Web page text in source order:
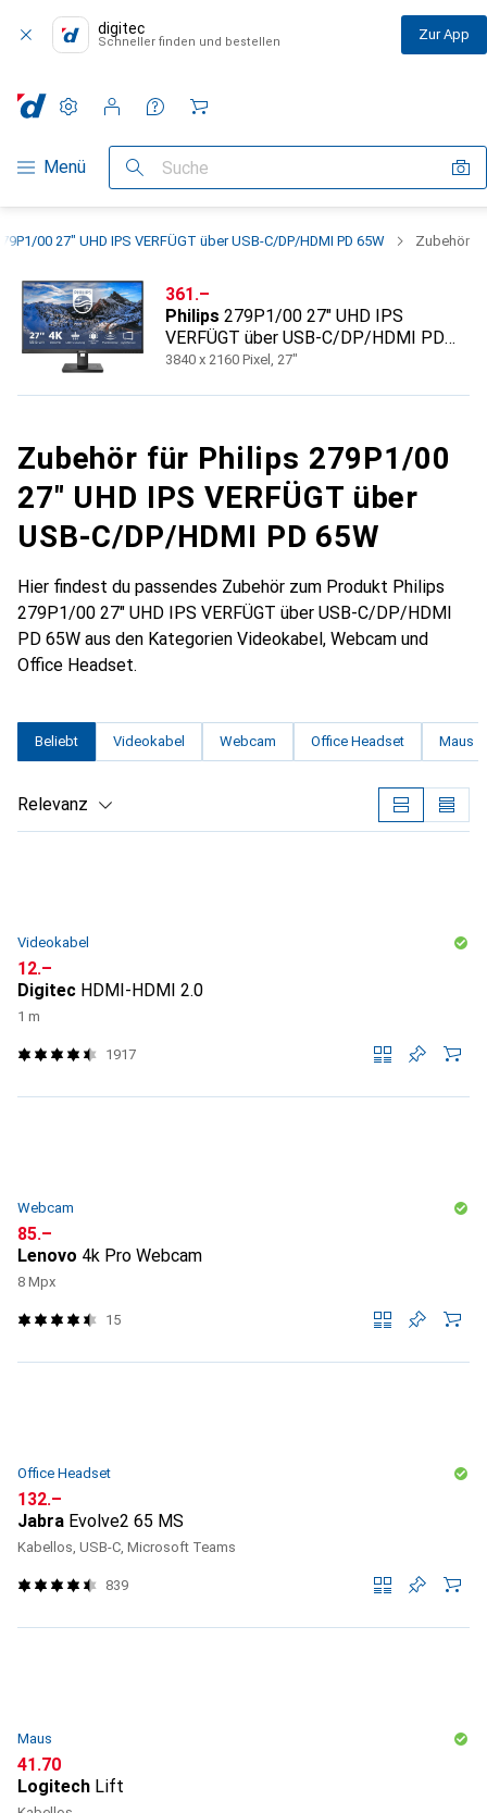
digitec
Schneller finden und bestellen Zur App
Navigation nach Kategorien
Menü Suche
Einstellungen
Kundenkonto
Vergleichslisten
Merklisten
Warenkorb
00 27" UHD IPS VERFÜGT über USB-C/DP/HDMI PD 65W Zubehör
CHF
361.–
Philips 279P1/00 27" UHD IPS
VERFÜGT über USB-C/DP/HDMI PD
65W
3840 x 2160 Pixel, 27"
Zubehör für Philips 279P1/00
27" UHD IPS VERFÜGT über
USB-C/DP/HDMI PD 65W
Hier findest du passendes Zubehör zum Produkt Philips
279P1/00 27" UHD IPS VERFÜGT über USB-C/DP/HDMI
PD 65W aus den Kategorien Videokabel, Webcam und
Office Headset.
Beliebt Videokabel Webcam Office Headset Maus
Relevanz
Videokabel
CHF
12.–
Digitec HDMI-HDMI 2.0
1 m
1917
Webcam
CHF
85.–
Lenovo 4k Pro Webcam
8 Mpx
15
Office Headset
CHF
132.–
Jabra Evolve2 65 MS
Kabellos, USB-C, Microsoft Teams
839
Maus
CHF
41.70
Logitech Lift